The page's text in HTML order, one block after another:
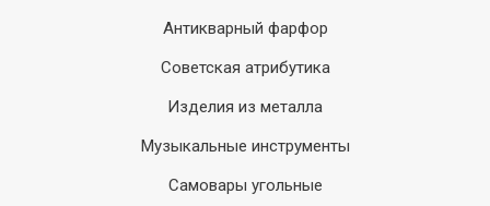
Антикварный фарфор
Советская атрибутика
Изделия из металла
Музыкальные инструменты
Самовары угольные